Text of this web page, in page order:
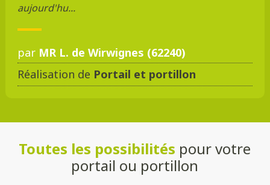
aujourd'hu...
par MR L. de Wirwignes (62240)
Réalisation de Portail et portillon
Toutes les possibilités pour votre
portail ou portillon
DMC 304
DMC 305